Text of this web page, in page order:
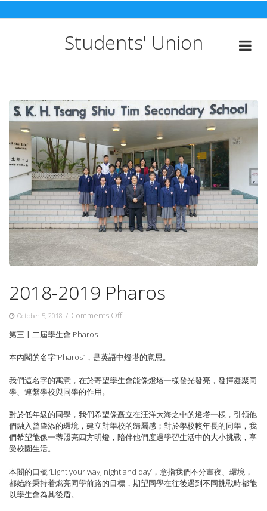
Skip
to
Students' Union
2018-2019 Pharos
October 5, 2018 / Comments Offon
第三十二屆學生會 Pharos
本內閣的名字“Pharos”，是英語中燈塔的意思。
我們這名字的寓意，在於寄望學生會能像燈塔一樣發光發亮，發揮凝聚同
學、連繫學校與同學的作用。
對於低年級的同學，我們希望像矗立在汪洋大海之中的燈塔一樣，引領他
們融入曾肇添的環境，建立對學校的歸屬感；對於學校較年長的同學，我
們希望能像一盞照亮四方明燈，陪伴他們度過學習生活中的大小挑戰，享
受校園生活。
本閣的口號 ‘Light your way, night and day’，意指我們不分晝夜、環境，
都始終秉持着燃亮同學前路的目標，期望同學在往後遇到不同挑戰時都能
以學生會為其後盾。